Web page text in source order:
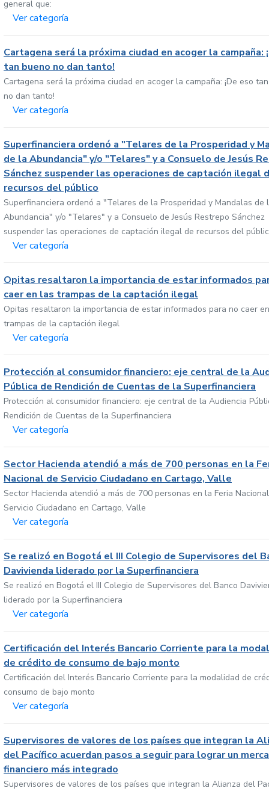
general que:
Ver categoría
Cartagena será la próxima ciudad en acoger la campaña:
tan bueno no dan tanto!
Cartagena será la próxima ciudad en acoger la campaña: ¡De eso
no dan tanto!
Ver categoría
Superfinanciera ordenó a "Telares de la Prosperidad y
de la Abundancia" y/o "Telares" y a Consuelo de Jesús
Sánchez suspender las operaciones de captación ilegal
recursos del público
Superfinanciera ordenó a "Telares de la Prosperidad y Mandalas de
Abundancia" y/o "Telares" y a Consuelo de Jesús Restrepo Sánchez
suspender las operaciones de captación ilegal de recursos del
Ver categoría
Opitas resaltaron la importancia de estar informados
caer en las trampas de la captación ilegal
Opitas resaltaron la importancia de estar informados para no caer
trampas de la captación ilegal
Ver categoría
Protección al consumidor financiero: eje central de la
Pública de Rendición de Cuentas de la Superfinanciera
Protección al consumidor financiero: eje central de la Audiencia
Rendición de Cuentas de la Superfinanciera
Ver categoría
Sector Hacienda atendió a más de 700 personas en la
Nacional de Servicio Ciudadano en Cartago, Valle
Sector Hacienda atendió a más de 700 personas en la Feria
Servicio Ciudadano en Cartago, Valle
Ver categoría
Se realizó en Bogotá el III Colegio de Supervisores del
Davivienda liderado por la Superfinanciera
Se realizó en Bogotá el III Colegio de Supervisores del Banco
liderado por la Superfinanciera
Ver categoría
Certificación del Interés Bancario Corriente para la
de crédito de consumo de bajo monto
Certificación del Interés Bancario Corriente para la modalidad de
consumo de bajo monto
Ver categoría
Supervisores de valores de los países que integran la
del Pacífico acuerdan pasos a seguir para lograr un
financiero más integrado
Supervisores de valores de los países que integran la Alianza del